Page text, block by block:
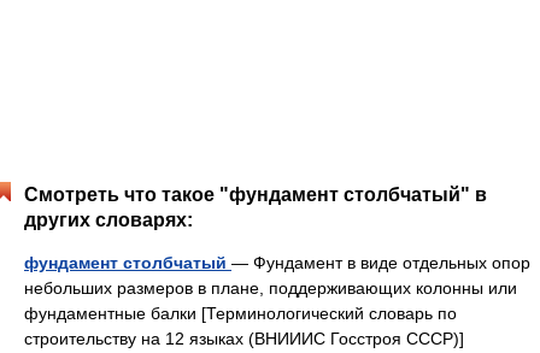
Смотреть что такое "фундамент столбчатый" в
других словарях:
фундамент столбчатый — Фундамент в виде отдельных опор
небольших размеров в плане, поддерживающих колонны или
фундаментные балки [Терминологический словарь по
строительству на 12 языках (ВНИИИС Госстроя СССР)]